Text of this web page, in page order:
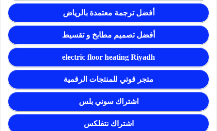
أفضل ترجمة معتمدة بالرياض
أفضل تصميم مطابخ و تقسيط
electric floor heating Riyadh
متجر قوتي للمنتجات الرقمية
اشتراك سوني بلس
اشتراك نتفلكس